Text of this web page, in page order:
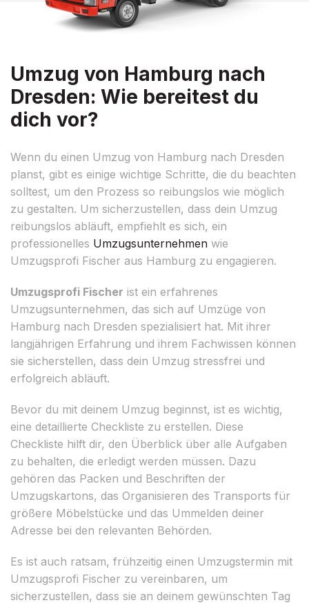
Umzug von Hamburg nach
Dresden: Wie bereitest du
dich vor?
Wenn du einen Umzug von Hamburg nach Dresden
planst, gibt es einige wichtige Schritte, die du beachten
solltest, um den Prozess so reibungslos wie möglich
zu gestalten. Um sicherzustellen, dass dein Umzug
reibungslos abläuft, empfiehlt es sich, ein
professionelles Umzugsunternehmen wie
Umzugsprofi Fischer aus Hamburg zu engagieren.
Umzugsprofi Fischer ist ein erfahrenes
Umzugsunternehmen, das sich auf Umzüge von
Hamburg nach Dresden spezialisiert hat. Mit ihrer
langjährigen Erfahrung und ihrem Fachwissen können
sie sicherstellen, dass dein Umzug stressfrei und
erfolgreich abläuft.
Bevor du mit deinem Umzug beginnst, ist es wichtig,
eine detaillierte Checkliste zu erstellen. Diese
Checkliste hilft dir, den Überblick über alle Aufgaben
zu behalten, die erledigt werden müssen. Dazu
gehören das Packen und Beschriften der
Umzugskartons, das Organisieren des Transports für
größere Möbelstücke und das Ummelden deiner
Adresse bei den relevanten Behörden.
Es ist auch ratsam, frühzeitig einen Umzugstermin mit
Umzugsprofi Fischer zu vereinbaren, um
sicherzustellen, dass sie an deinem gewünschten Tag